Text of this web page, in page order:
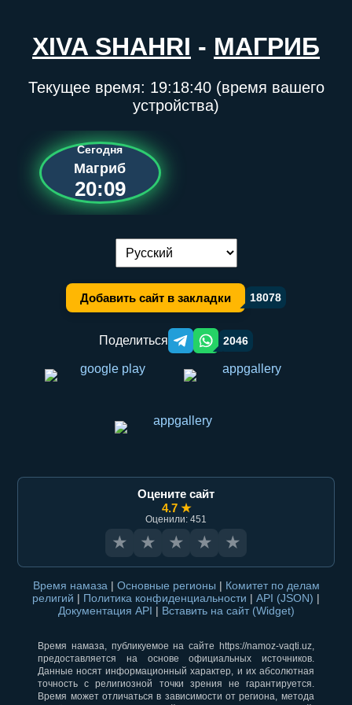
XIVA SHAHRI - МАГРИБ
Текущее время: 19:18:40(время вашего
устройства)
Сегодня
Магриб
20:09
Переключение языка:
Добавить сайт в закладки 18078
Поделиться Telegram orqali ulashish
WhatsApp orqali ulashish
2046
Оцените сайт
4.7 ★
Оценили: 451
★ ★ ★ ★ ★
Время намаза | Основные регионы | Комитет по делам
религий | Политика конфиденциальности | API (JSON) |
Документация API | Вставить на сайт (Widget)
Время намаза, публикуемое на сайте https://namoz-vaqti.uz,
предоставляется на основе официальных источников.
Данные носят информационный характер, и их абсолютная
точность с религиозной точки зрения не гарантируется.
Время может отличаться в зависимости от региона, метода